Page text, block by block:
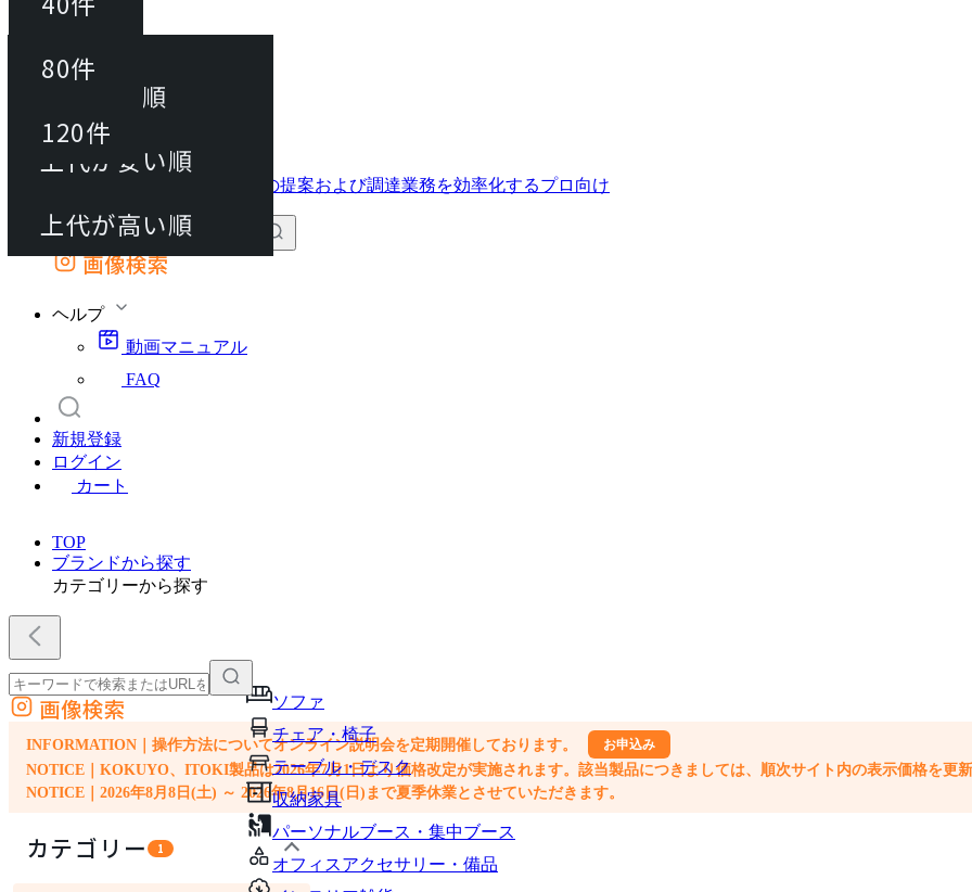
動画マニュアル
FAQ
カート
外部サイトの商品をカートに追加
画像検索
ヘルプ
動画マニュアル
FAQ
新規登録
ログイン
カート
TOP
ブランドから探す
カテゴリーから探す
ソファ
チェア・椅子
テーブル・デスク
収納家具
パーソナルブース・集中ブース
オフィスアクセサリー・備品
外部サイトの商品をカートに追加
他のサイトで見つけた商品ページのURLを貼り付けて、カートに追加できます
画像検索
INFORMATION｜操作方法についてオンライン説明会を定期開催しております。 お申込み
NOTICE｜KOKUYO、ITOKI製品は2026年7月1日より価格改定が実施されます。該当製品につきましては、順次サイト内の表示価格を更新
NOTICE｜2026年8月8日(土) ～ 2026年8月16日(日)まで夏季休業とさせていただきます。
カテゴリー 1
40件
80件
並び替え
おすすめ順
上代が安い順
上代が高い順
80件
120件